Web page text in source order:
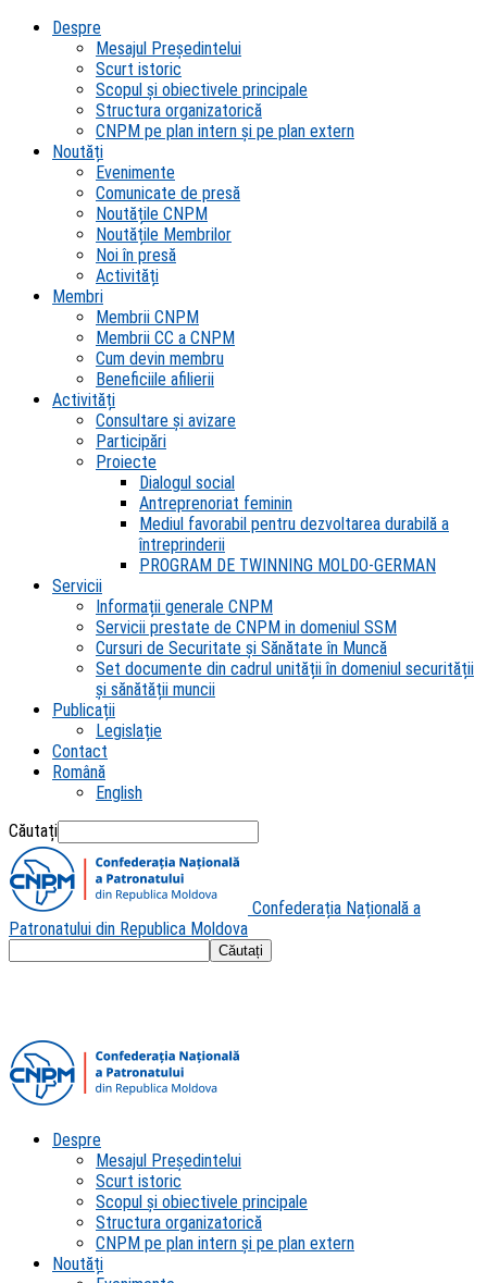
Despre
Mesajul Președintelui
Scurt istoric
Scopul şi obiectivele principale
Structura organizatorică
CNPM pe plan intern şi pe plan extern
Noutăți
Evenimente
Comunicate de presă
Noutățile CNPM
Noutățile Membrilor
Noi în presă
Activități
Membri
Membrii CNPM
Membrii CC a CNPM
Cum devin membru
Beneficiile afilierii
Activități
Consultare și avizare
Participări
Proiecte
Dialogul social
Antreprenoriat feminin
Mediul favorabil pentru dezvoltarea durabilă a
întreprinderii
PROGRAM DE TWINNING MOLDO-GERMAN
Servicii
Informații generale CNPM
Servicii prestate de CNPM in domeniul SSM
Cursuri de Securitate și Sănătate în Muncă
Set documente din cadrul unității în domeniul securității
și sănătății muncii
Publicații
Legislație
Contact
Română
English
Căutați
Confederația Națională a
Patronatului din Republica Moldova
Despre
Mesajul Președintelui
Scurt istoric
Scopul şi obiectivele principale
Structura organizatorică
CNPM pe plan intern şi pe plan extern
Noutăți